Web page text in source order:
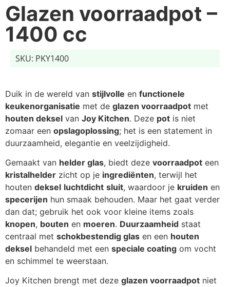
Glazen voorraadpot –
1400 cc
SKU: PKY1400
Duik in de wereld van stijlvolle en functionele
keukenorganisatie met de glazen voorraadpot met
houten deksel van Joy Kitchen. Deze pot is niet
zomaar een opslagoplossing; het is een statement in
duurzaamheid, elegantie en veelzijdigheid.
Gemaakt van helder glas, biedt deze voorraadpot een
kristalhelder zicht op je ingrediënten, terwijl het
houten deksel luchtdicht sluit, waardoor je kruiden en
specerijen hun smaak behouden. Maar het gaat verder
dan dat; gebruik het ook voor kleine items zoals
knopen, bouten en moeren. Duurzaamheid staat
centraal met schokbestendig glas en een houten
deksel behandeld met een speciale coating om vocht
en schimmel te weerstaan.
Joy Kitchen brengt met deze glazen voorraadpot niet